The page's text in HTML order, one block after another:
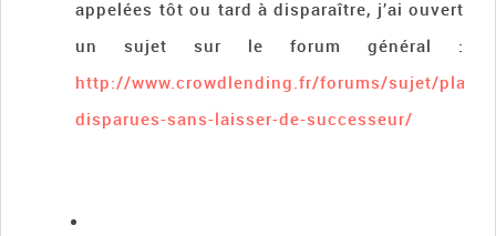
appelées tôt ou tard à disparaître, j’ai ouvert
un sujet sur le forum général :
http://www.crowdlending.fr/forums/sujet/
disparues-sans-laisser-de-successeur/